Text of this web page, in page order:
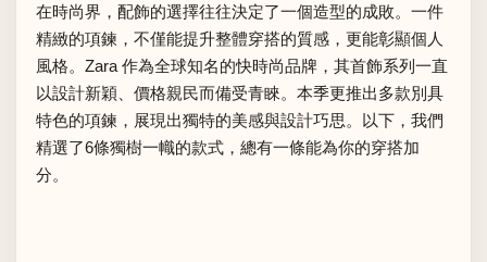
在時尚界，配飾的選擇往往決定了一個造型的成敗。一件
精緻的項鍊，不僅能提升整體穿搭的質感，更能彰顯個人
風格。Zara 作為全球知名的快時尚品牌，其首飾系列一直
以設計新穎、價格親民而備受青睞。本季更推出多款別具
特色的項鍊，展現出獨特的美感與設計巧思。以下，我們
精選了6條獨樹一幟的款式，總有一條能為你的穿搭加
分。